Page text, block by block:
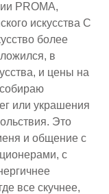
PROMA,
искусства С
более
в
и цены на
или украшения
Это
и общение с
с
все скучнее,